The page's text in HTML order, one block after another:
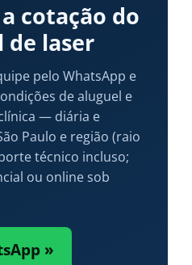
cotação do
de laser
pelo WhatsApp e
de aluguel e
— diária e
Paulo e região (raio
técnico incluso;
ou online sob
»